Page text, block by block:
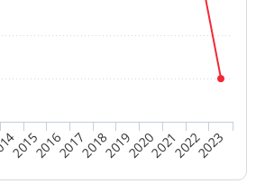
201520162017201820192020202120222023